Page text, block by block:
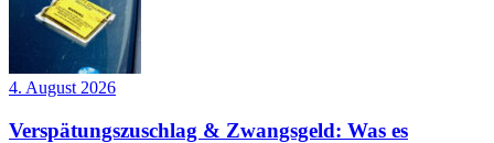
4. August 2026
Verspätungszuschlag & Zwangsgeld: Was es